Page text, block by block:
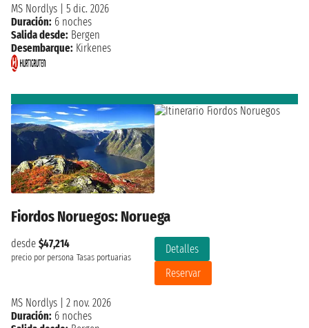
MS Nordlys
5 dic. 2026
Duración: 6 noches
Salida desde: Bergen
Desembarque: Kirkenes
Fiordos Noruegos: Noruega
desde $47,214
precio por persona Tasas portuarias
Detalles
Reservar
MS Nordlys
2 nov. 2026
Duración: 6 noches